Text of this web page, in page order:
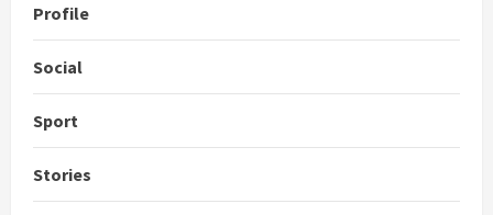
Profile
Social
Sport
Stories